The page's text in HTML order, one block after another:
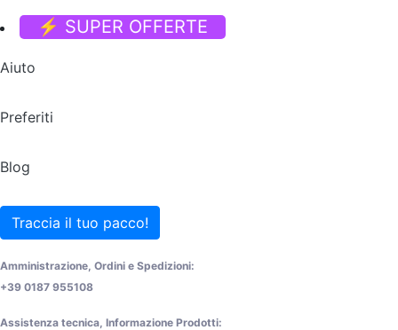
⚡ SUPER OFFERTE
Aiuto
Preferiti
Blog
Traccia il tuo pacco!
Amministrazione, Ordini e Spedizioni:
+39 0187 955108
Assistenza tecnica, Informazione Prodotti: